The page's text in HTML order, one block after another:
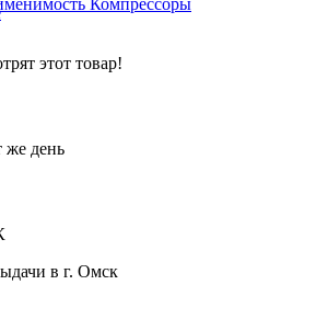
этот товар!
же день
в г. Омск